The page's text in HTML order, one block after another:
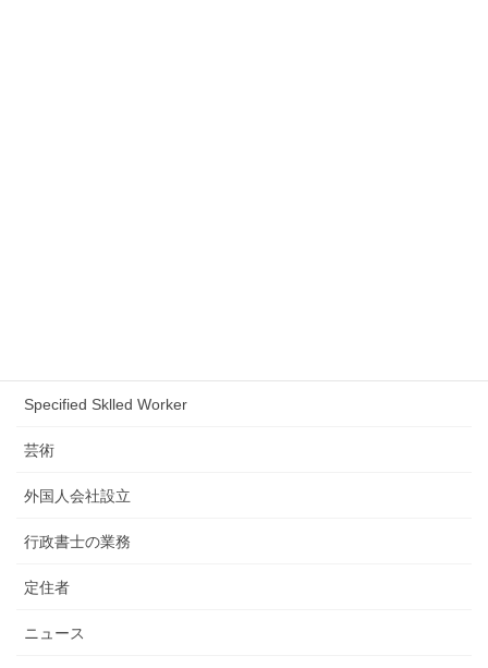
Specified Sklled Worker
芸術
外国人会社設立
行政書士の業務
定住者
ニュース